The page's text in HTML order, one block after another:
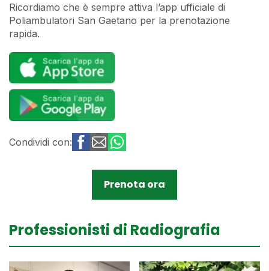
Ricordiamo che è sempre attiva l’app ufficiale di
Poliambulatori San Gaetano per la prenotazione
rapida.
Condividi con:
Prenota ora
Professionisti di Radiografia